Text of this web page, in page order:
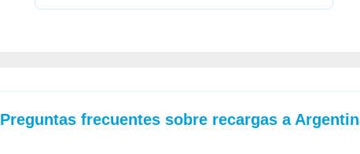
Preguntas frecuentes sobre recargas a